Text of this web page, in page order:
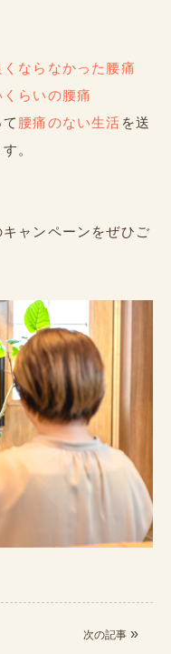
ならなかった腰痛
らいの腰痛
腰痛のない生活 を送
。
ャンペーンをぜひご
次の記事»